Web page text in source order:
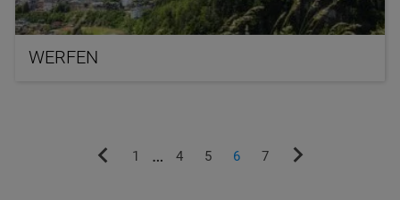
WERFEN
vorherige
Seite
1 … 4 5 6 7
nächste
Seite